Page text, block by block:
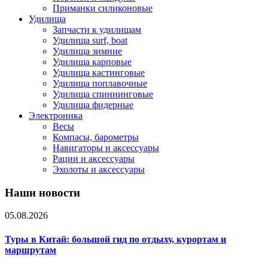
Приманки силиконовые
Удилища
Запчасти к удилищам
Удилища surf, boat
Удилища зимние
Удилища карповые
Удилища кастинговые
Удилища поплавочные
Удилища спиннинговые
Удилища фидерные
Электроника
Весы
Компасы, барометры
Навигаторы и аксессуары
Рации и аксессуары
Эхолоты и аксессуары
Наши новости
05.08.2026
Туры в Китай: большой гид по отдыху, курортам и
маршрутам